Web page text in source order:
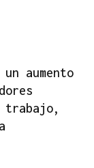
aumento
trabajo,